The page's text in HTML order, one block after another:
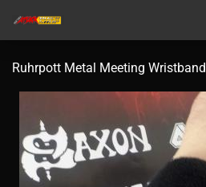
Ruhrpott Metal Meeting Wristband